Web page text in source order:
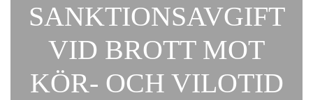
SANKTIONSAVGIFT
VID BROTT MOT
KÖR- OCH VILOTID